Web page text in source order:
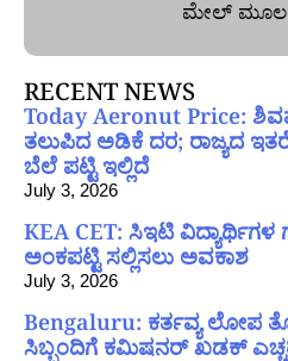
ಮೇಲ್‌
RECENT NEWS
Today Aeronut Price:
ತಲುಪಿದ ಅಡಿಕೆ ದರ; ರಾಜ್ಯದ
ಬೆಲೆ ಪಟ್ಟಿ ಇಲ್ಲಿದೆ
July 3, 2026
KEA CET: ಸಿಇಟಿ
ಅಂಕಪಟ್ಟಿ ಸಲ್ಲಿಸಲು ಅವಕಾಶ
July 3, 2026
Bengaluru: ಕರ್ತವ್ಯ ಲೋಪ
ಸಿಬ್ಬಂದಿಗೆ ಕಮಿಷನರ್ ಖಡಕ್